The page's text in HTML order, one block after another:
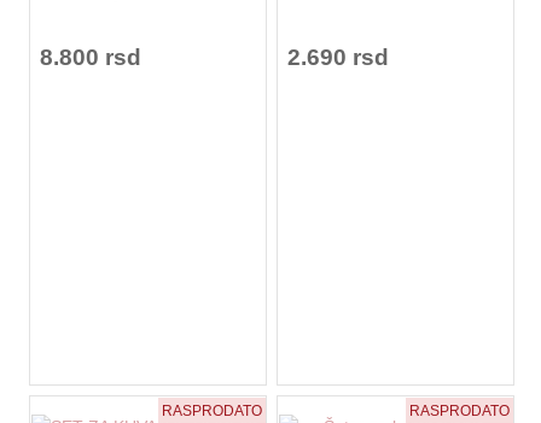
8.800 rsd 2.690 rsd
RASPRODATO RASPRODATO